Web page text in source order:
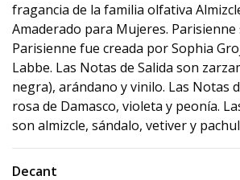
fragancia de la familia olfativa
Amaderado para Mujeres. Parisienne
Parisienne fue creada por Sophia
Labbe. Las Notas de Salida son
negra), arándano y vinilo. Las Notas
rosa de Damasco, violeta y peonía.
son almizcle, sándalo, vetiver y
Decant